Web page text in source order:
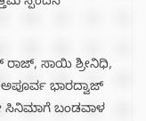
ರಾಜ್, ಸಾಯಿ ಶ್ರೀನಿಧಿ,
ಭಾರದ್ವಾಜ್
ಸಿನಿಮಾಗೆ ಬಂಡವಾಳ